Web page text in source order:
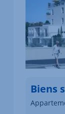
Biens